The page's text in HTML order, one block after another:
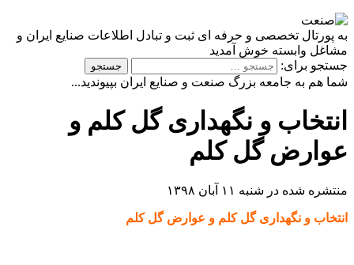
به پورتال تخصصی و حرفه ای ثبت و تبادل اطلاعات صنایع ایران و
مشاغل وابسته خوش آمدید
جستجو برای:
شما هم به جامعه بزرگ صنعت و صنایع ایران بپیوندید...
انتخاب و نگهداری گل کلم و
عوارض گل کلم
منتشره شده در شنبه ۱۱ آبان ۱۳۹۸
انتخاب و نگهداری گل کلم و عوارض گل کلم